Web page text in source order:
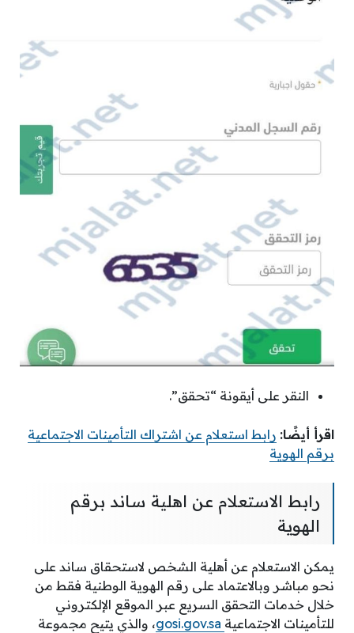
النقر على أيقونة “تحقق”.
اقرأ أيضًا: رابط استعلام عن اشتراك التأمينات الاجتماعية
برقم الهوية
رابط الاستعلام عن اهلية ساند برقم
الهوية
يمكن الاستعلام عن أهلية الشخص لاستحقاق ساند على
نحو مباشر وبالاعتماد على رقم الهوية الوطنية فقط من
خلال خدمات التحقق السريع عبر الموقع الإلكتروني
للتأمينات الاجتماعية
، والذي يتيح مجموعة